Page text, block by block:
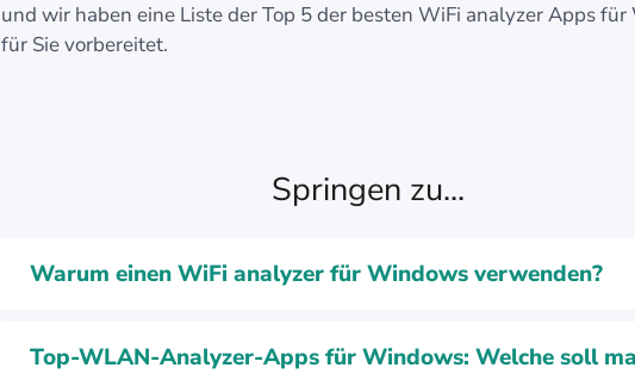
und wir haben eine Liste der Top 5 der besten WiFi analyzer Apps
für Sie vorbereitet.
Springen zu...
Warum einen WiFi analyzer für Windows verwenden?
Top-WLAN-Analyzer-Apps für Windows: Welche soll